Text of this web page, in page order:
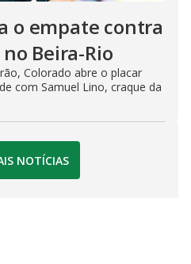
o empate contra
Beira-Rio
Colorado abre o placar
com Samuel Lino, craque da
NOTÍCIAS